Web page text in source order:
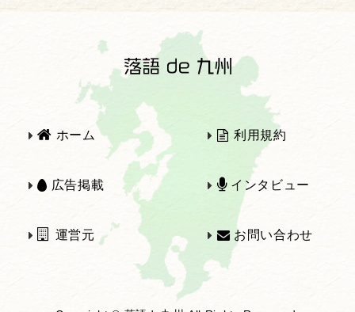
2022年
2021年 2020年
2019年 2018年
2017年 2016年
ホーム 利用規約
広告掲載 インタビュー
運営元 お問い合わせ